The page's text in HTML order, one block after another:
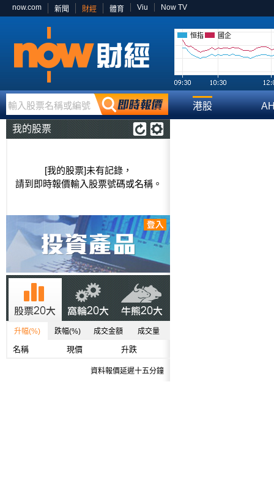
now.com 新聞 財經 體育 Viu Now TV
恒指 國企
輸入股票名稱或編號 港股
我的股票
[我的股票]未有記錄，
請到即時報價輸入股票號碼或名稱。
升幅(%) 跌幅(%) 成交金額 成交量
名稱 現價 升跌
資料報價延遲十五分鐘